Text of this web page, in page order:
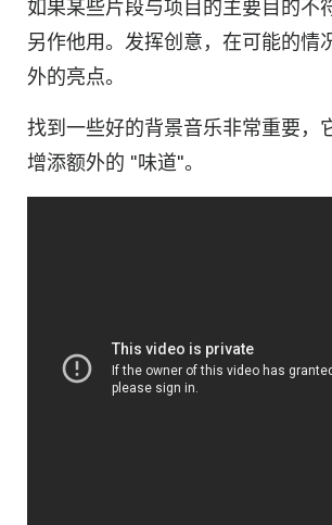
如果某些片段与项目的主要目的不
另作他用。发挥创意，在可能的情
外的亮点。
找到一些好的背景音乐非常重要，
增添额外的 "味道"。